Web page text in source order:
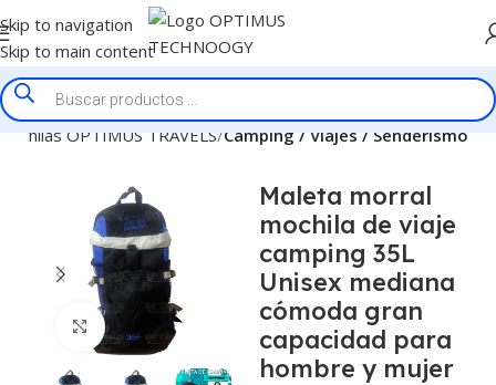
Skip to navigation
Skip to main content
OPTIMUS TRAVELS Camping / Viajes / Senderismo
Click to enlarge
Maleta morral
mochila de viaje
camping 35L
Unisex mediana
cómoda gran
capacidad para
hombre y mujer